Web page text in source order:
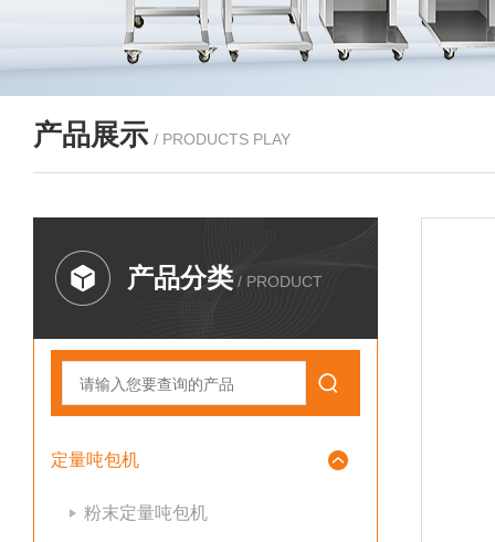
产品展示 / PRODUCTS PLAY
产品分类 / PRODUCT
定量吨包机
粉末定量吨包机